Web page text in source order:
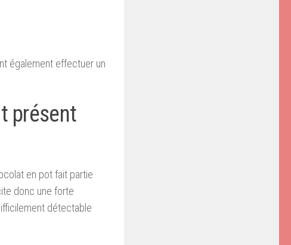
également effectuer un
présent
en pot fait partie
donc une forte
détectable